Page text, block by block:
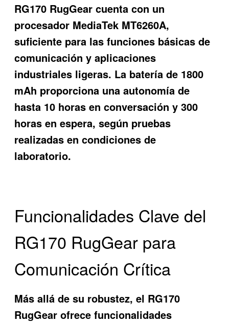
RG170 RugGear cuenta con un
procesador MediaTek MT6260A,
suficiente para las funciones básicas de
comunicación y aplicaciones
industriales ligeras. La batería de 1800
mAh proporciona una autonomía de
hasta 10 horas en conversación y 300
horas en espera, según pruebas
realizadas en condiciones de
laboratorio.
Funcionalidades Clave del
RG170 RugGear para
Comunicación Crítica
Más allá de su robustez, el RG170
RugGear ofrece funcionalidades